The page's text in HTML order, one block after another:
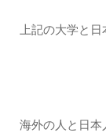
上記の大学と
海外の人と日本